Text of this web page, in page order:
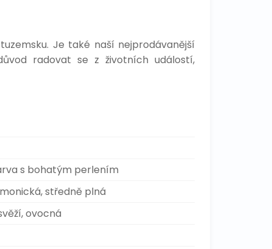
Je také naší nejprodávanější
radovat se z životních událostí,
s bohatým perlením
středně plná
ovocná